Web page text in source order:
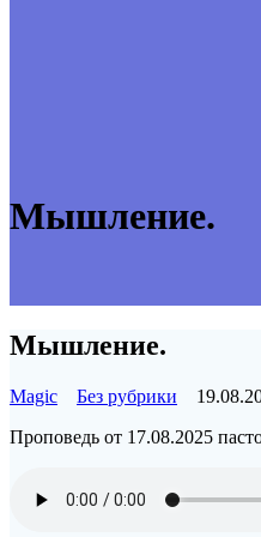
Мышление.
Мышление.
Magic Без рубрики
Проповедь от 17.08.2025